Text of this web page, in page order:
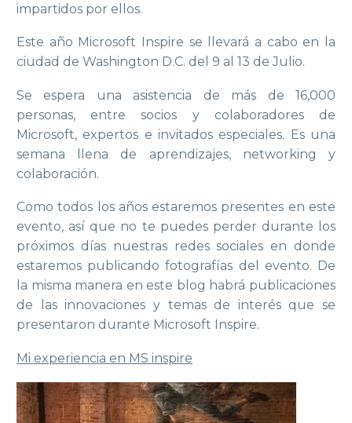
impartidos por ellos.
Este año Microsoft Inspire se llevará a cabo en la
ciudad de Washington D.C. del 9 al 13 de Julio.
Se espera una asistencia de más de 16,000
personas, entre socios y colaboradores de
Microsoft, expertos e invitados especiales. Es una
semana llena de aprendizajes, networking y
colaboración.
Como todos los años estaremos presentes en este
evento, así que no te puedes perder durante los
próximos días nuestras redes sociales en donde
estaremos publicando fotografías del evento. De
la misma manera en este blog habrá publicaciones
de las innovaciones y temas de interés que se
presentaron durante Microsoft Inspire.
Mi experiencia en MS inspire